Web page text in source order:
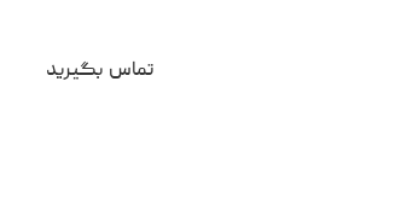
تماس بگیرید